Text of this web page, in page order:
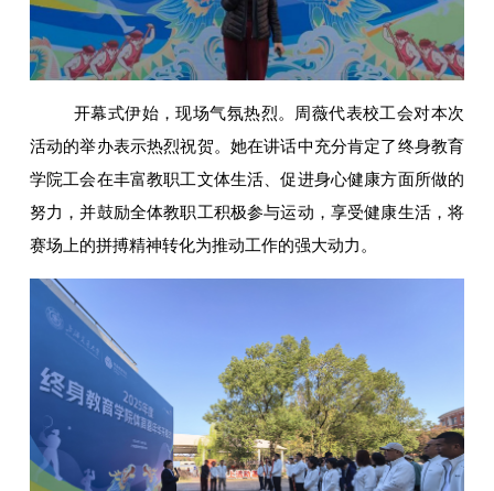
开幕式伊始，现场气氛热烈。周薇代表校工会对本次
活动的举办表示热烈祝贺。她在讲话中充分肯定了终身教育
学院工会在丰富教职工文体生活、促进身心健康方面所做的
努力，并鼓励全体教职工积极参与运动，享受健康生活，将
赛场上的拼搏精神转化为推动工作的强大动力。